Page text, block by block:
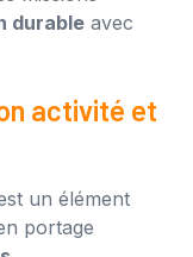
durable avec
activité et
un élément
portage